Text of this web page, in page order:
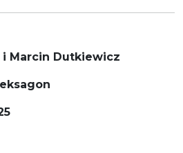
Marcin Dutkiewicz